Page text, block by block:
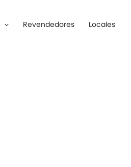
Revendedores Locales